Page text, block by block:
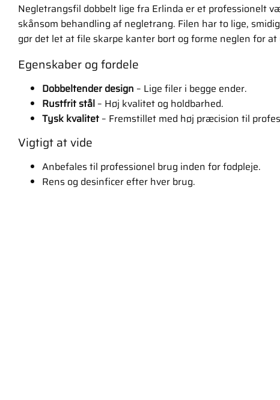
Negletrangsfil dobbelt lige fra Erlinda er et professionelt
skånsom behandling af negletrang. Filen har to lige,
gør det let at file skarpe kanter bort og forme neglen for
Egenskaber og fordele
Dobbeltender design – Lige filer i begge ender.
Rustfrit stål – Høj kvalitet og holdbarhed.
Tysk kvalitet – Fremstillet med høj præcision til
Vigtigt at vide
Anbefales til professionel brug inden for fodpleje.
Rens og desinficer efter hver brug.